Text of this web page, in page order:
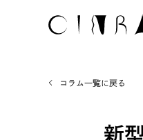
コラム一覧に戻る
新